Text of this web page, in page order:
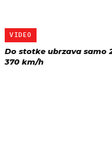
VIDEO
Do stotke ubrzava samo
370 km/h